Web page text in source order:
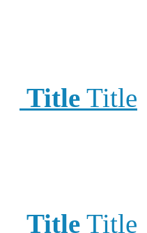
Title Title
Title Title